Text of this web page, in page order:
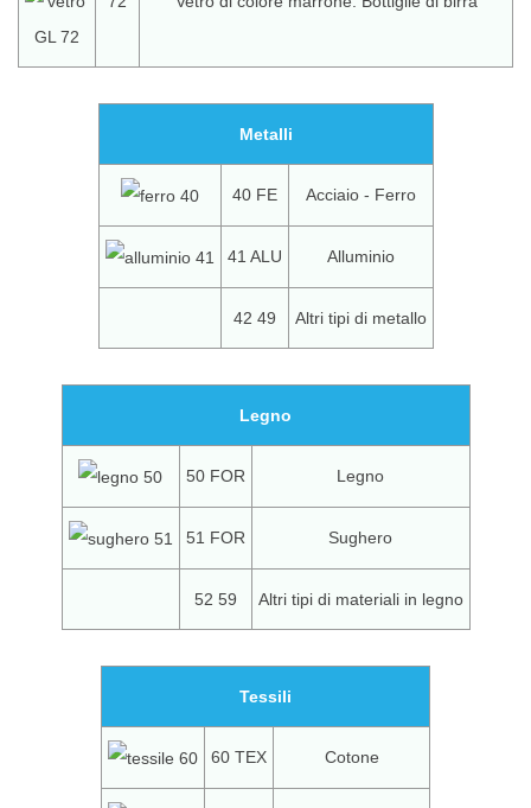
Metalli
40 FE Acciaio - Ferro
41 ALU Alluminio
42 49 Altri tipi di metallo
Legno
50 FOR Legno
51 FOR Sughero
52 59 Altri tipi di materiali in legno
Tessili
60 TEX Cotone